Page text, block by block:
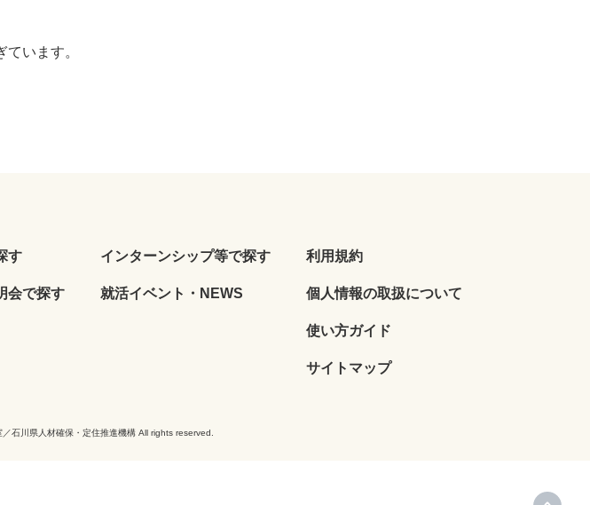
います。
す
会で探す
インターンシップ等で探す
就活イベント・NEWS
利用規約
個人情報の取扱について
使い方ガイド
サイトマップ
石川県人材確保・定住推進機構 All rights reserved.